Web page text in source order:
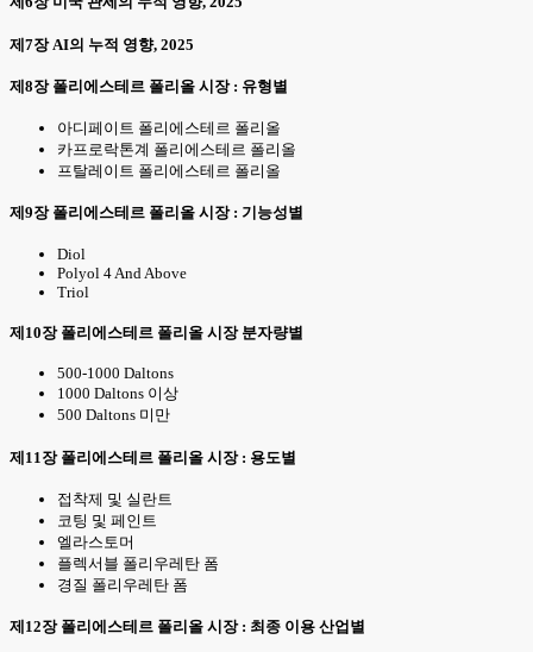
제7장 AI의 누적 영향, 2025
제8장 폴리에스테르 폴리올 시장 : 유형별
아디페이트 폴리에스테르 폴리올
카프로락톤계 폴리에스테르 폴리올
프탈레이트 폴리에스테르 폴리올
제9장 폴리에스테르 폴리올 시장 : 기능성별
Diol
Polyol 4 And Above
Triol
제10장 폴리에스테르 폴리올 시장 분자량별
500-1000 Daltons
1000 Daltons 이상
500 Daltons 미만
제11장 폴리에스테르 폴리올 시장 : 용도별
접착제 및 실란트
코팅 및 페인트
엘라스토머
플렉서블 폴리우레탄 폼
경질 폴리우레탄 폼
제12장 폴리에스테르 폴리올 시장 : 최종 이용 산업별